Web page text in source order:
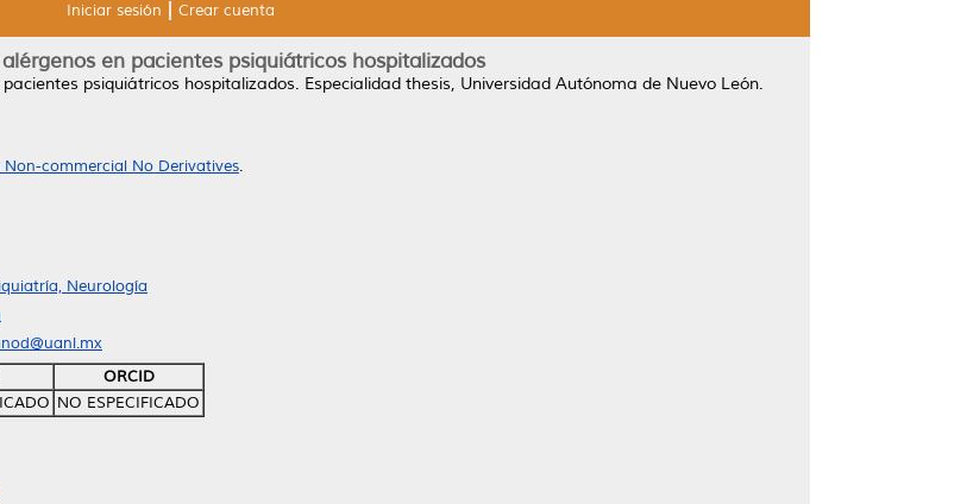
Iniciar sesión Crear cuenta
en pacientes psiquiátricos hospitalizados
psiquiátricos hospitalizados. Especialidad thesis, Universidad Autónoma de Nuevo León.
commercial No Derivatives.
Neurología
ORCID
NO ESPECIFICADO